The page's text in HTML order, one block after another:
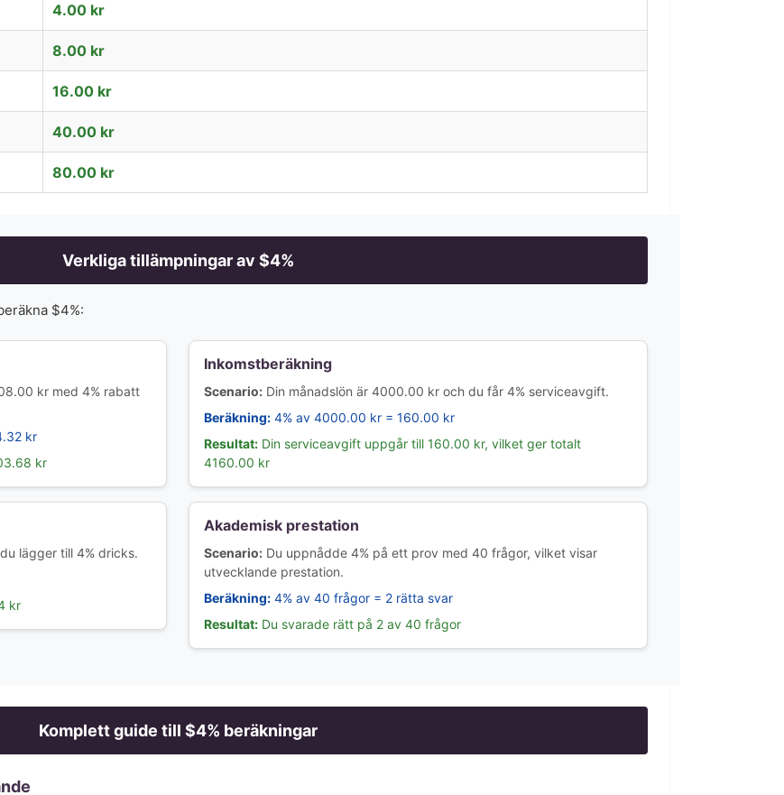
4.00 kr
8.00 kr
16.00 kr
40.00 kr
80.00 kr
Verkliga tillämpningar av $4%
$4%:
kr med 4% rabatt
kr
kr
Inkomstberäkning
Scenario: Din månadslön är 4000.00 kr och du får 4% serviceavgift.
Beräkning: 4% av 4000.00 kr = 160.00 kr
Resultat: Din serviceavgift uppgår till 160.00 kr, vilket ger totalt
4160.00 kr
lägger till 4% dricks.
kr
Akademisk prestation
Scenario: Du uppnådde 4% på ett prov med 40 frågor, vilket visar
utvecklande prestation.
Beräkning: 4% av 40 frågor = 2 rätta svar
Resultat: Du svarade rätt på 2 av 40 frågor
Komplett guide till $4% beräkningar